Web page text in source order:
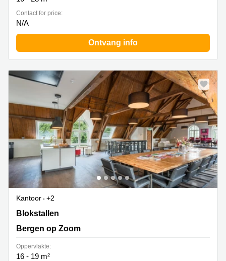
Contact for price:
N/A
Ontvang info
Kantoor
+2
Blokstallen 2b, Bergen op Zoom
Blokstallen
Bergen op Zoom
Oppervlakte:
16 - 19 m²